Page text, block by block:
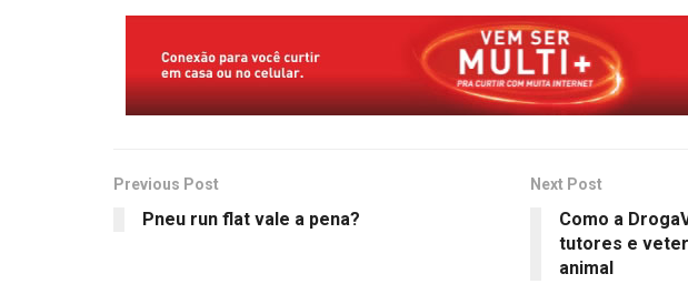
Previous Post
Pneu run flat vale a pena?
Next Post
Como a
tutores e
animal